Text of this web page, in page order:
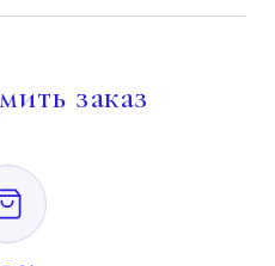
заказ